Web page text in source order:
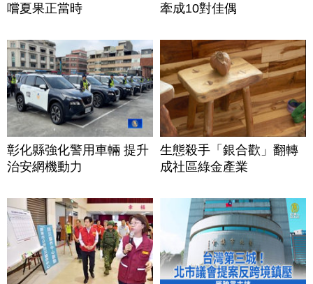
嚐夏果正當時
牽成10對佳偶
彰化縣強化警用車輛 提升
治安網機動力
生態殺手「銀合歡」翻轉
成社區綠金產業